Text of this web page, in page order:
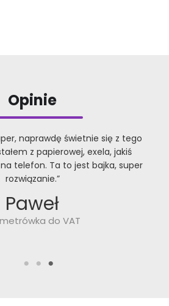
Opinie
naprawdę świetnie się z tego
z papierowej, exela, jakiś
telefon. Ta to jest bajka, super
rozwiązanie.”
Paweł
do VAT